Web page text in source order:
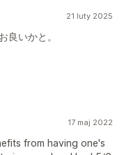
21 luty 2025
良いかと。
17 maj 2022
from having one's